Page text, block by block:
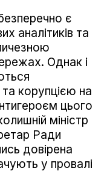
є
аналітиків та
Однак і
корупцією на
цього
міністр
Ради
довірена
у провалі